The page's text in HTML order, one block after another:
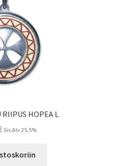
HOPEA L
Sis.Alv 25,5%